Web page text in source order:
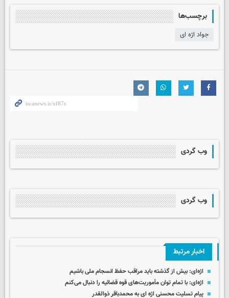
برچسب‌ها
جواد اژه ای
وب گردی
وب گردی
اخبار مرتبط
اژه‌ای: بیش از گذشته باید مراقب حفظ انسجام ملی باشیم
اژه‌ای: با تمام توان مأموریت‌های قوه قضائیه را دنبال می‌کنم
پیام تسلیت محسنی اژه ای به محمدباقر ذوالقدر